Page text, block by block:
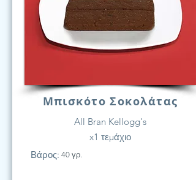
Μπισκότο Σοκολάτας
All Bran Kellogg's
x1 τεμάχιο
Βάρος: 40 γρ.